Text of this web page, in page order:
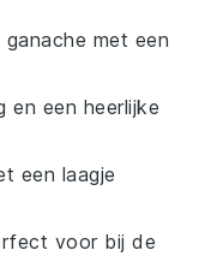
met een
en een heerlijke
een laagje
voor bij de